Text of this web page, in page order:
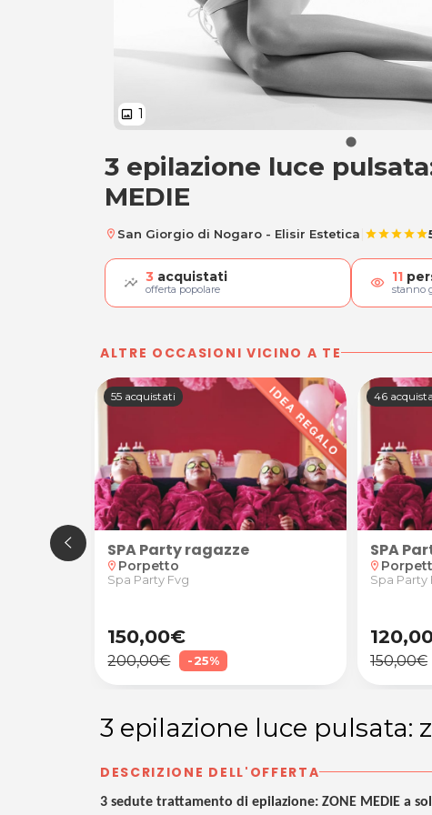
image 1
3 epilazione luce
3 epilazione luce
MEDIE
location_on San Giorgio di Nogaro - Elisir Estetica starstarstarstarstar
3 acquistati
offerta popolare visibility 11
stanno
ALTRE OCCASIONI VICINO A TE
di Strada
55 acquistati
SPA Party ragazze
location_on Porpetto
Spa Party Fvg
150,00€
200,00€ -25%
46
SPA
location_on
Spa Party
150,00€
3 epilazione luce pulsata:
DESCRIZIONE DELL'OFFERTA
3 sedute trattamento di epilazione: ZONE MEDIE a